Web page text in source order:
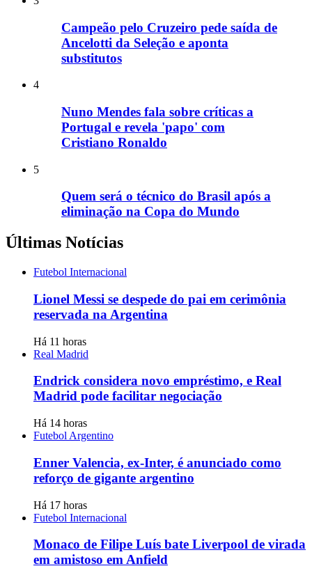
Campeão pelo Cruzeiro pede saída de
Ancelotti da Seleção e aponta
substitutos
4
Nuno Mendes fala sobre críticas a
Portugal e revela 'papo' com
Cristiano Ronaldo
5
Quem será o técnico do Brasil após a
eliminação na Copa do Mundo
Últimas Notícias
Futebol Internacional
Lionel Messi se despede do pai em cerimônia
reservada na Argentina
Há 11 horas
Real Madrid
Endrick considera novo empréstimo, e Real
Madrid pode facilitar negociação
Há 14 horas
Futebol Argentino
Enner Valencia, ex-Inter, é anunciado como
reforço de gigante argentino
Há 17 horas
Futebol Internacional
Monaco de Filipe Luís bate Liverpool de virada
em amistoso em Anfield